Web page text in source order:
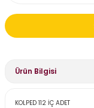
Ürün Bilgisi
KOLPED 112 İÇ ADET